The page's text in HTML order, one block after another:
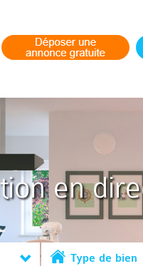
en
Type de bien